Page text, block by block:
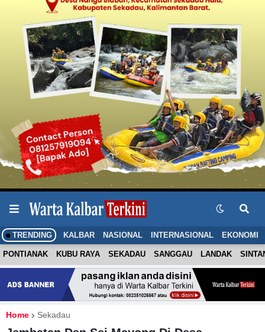
TRENDING KALBAR NASIONAL INTERNASIONAL EKONOMI
PONTIANAK KUBU RAYA SEKADAU SANGGAU LANDAK
Home Sekadau